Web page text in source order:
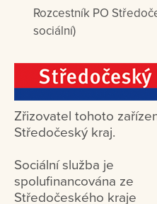
Rozcestník PO
sociální)
Zřizovatel tohoto
Středočeský kraj.
Sociální služba je
spolufinancována ze
Středočeského kraje